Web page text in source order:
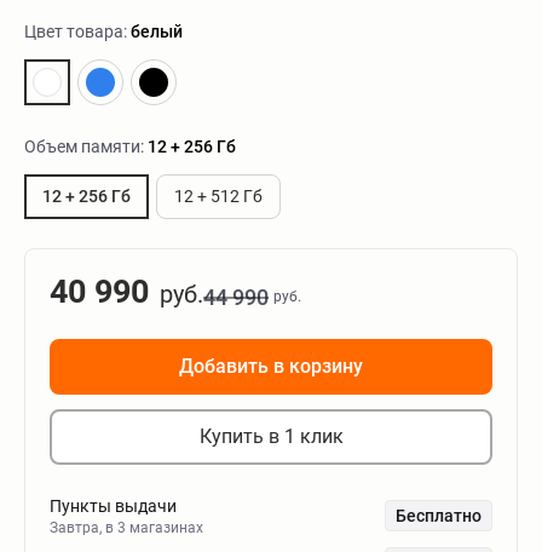
Цвет товара:белый
Объем памяти: 12 + 256 Гб
12 + 256 Гб 12 + 512 Гб
40 990 руб.44 990 руб.
Добавить в корзину
Купить в 1 клик
Пункты выдачи
Завтра, в 3 магазинах
Бесплатно